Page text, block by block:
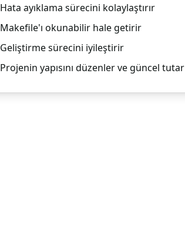
Hata ayıklama sürecini kolaylaştırır
Makefile'ı okunabilir hale getirir
Geliştirme sürecini iyileştirir
Projenin yapısını düzenler ve güncel tutar